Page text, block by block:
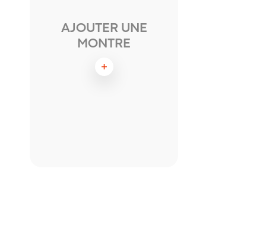
AJOUTER UNE
MONTRE